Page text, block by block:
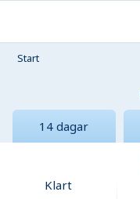
Start
14 dagar
Klart